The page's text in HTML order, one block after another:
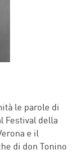
le parole di
Festival della
e il
di don Tonino